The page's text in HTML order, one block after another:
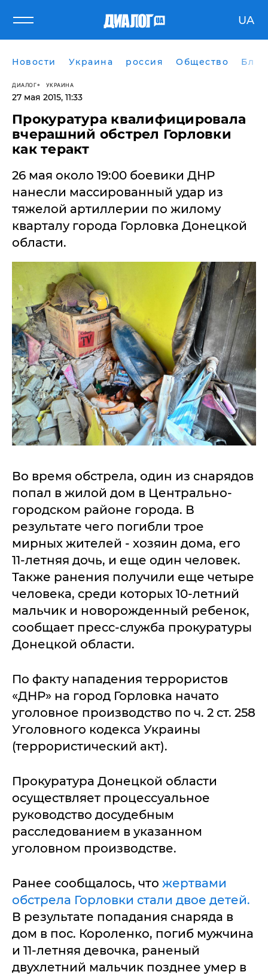
UA
Новости Украина россия Общество
ДИАЛОГ УКРАИНА
27 мая 2015, 11:33
Прокуратура квалифицировала
вчерашний обстрел Горловки
26 мая около 19:00 боевики ДНР
нанесли массированный удар из
тяжелой артиллерии по жилому
кварталу города Горловка Донецкой
области.
Во время обстрела, один из снарядов
попал в жилой дом в Центрально-
городском районе города. В
результате чего погибли трое
мирных жителей - хозяин дома, его
11-летняя дочь, и еще один человек.
Также ранения получили еще четыре
человека, среди которых 10-летний
мальчик и новорожденный ребенок,
сообщает пресс-служба прокуратуры
Донецкой области.
По факту нападения террористов
«ДНР» на город Горловка начато
уголовное производство по ч. 2 ст. 258
Уголовного кодекса Украины
(террористический акт).
Прокуратура Донецкой области
осуществляет процессуальное
руководство досудебным
расследованием в указанном
уголовном производстве.
Ранее сообщалось, что жертвами
обстрела Горловки стали двое детей.
В результате попадания снаряда в
дом в пос. Короленко, погиб мужчина
и 11-летняя девочка, раненый
двухлетний мальчик позднее умер в